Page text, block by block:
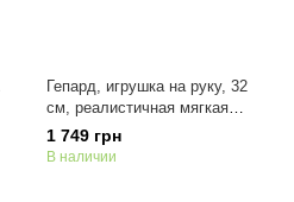
Гепард, игрушка на руку, 32
см, реалистичная мягкая
игрушка Hansa (7503)
1 749 грн
В наличии